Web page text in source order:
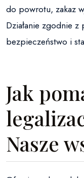
do powrotu, zakaz
Działanie zgodnie
bezpieczeństwo i
Jak
Nasze